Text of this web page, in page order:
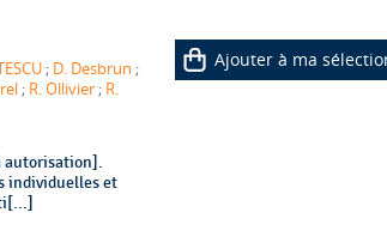
; D. Desbrun ;
; R. Ollivier ; R.
autorisation].
individuelles et
Ajouter à ma